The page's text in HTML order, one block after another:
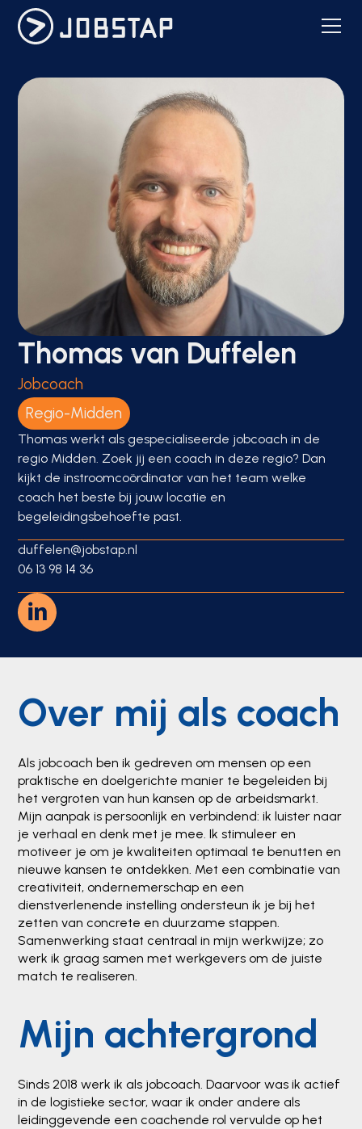
Thomas van Duffelen
Jobcoach
Regio-Midden
Thomas werkt als gespecialiseerde jobcoach in de
regio Midden. Zoek jij een coach in deze regio? Dan
kijkt de instroomcoördinator van het team welke
coach het beste bij jouw locatie en
begeleidingsbehoefte past.
duffelen@jobstap.nl
06 13 98 14 36
Over mij als coach
Als jobcoach ben ik gedreven om mensen op een
praktische en doelgerichte manier te begeleiden bij
het vergroten van hun kansen op de arbeidsmarkt.
Mijn aanpak is persoonlijk en verbindend: ik luister naar
je verhaal en denk met je mee. Ik stimuleer en
motiveer je om je kwaliteiten optimaal te benutten en
nieuwe kansen te ontdekken. Met een combinatie van
creativiteit, ondernemerschap en een
dienstverlenende instelling ondersteun ik je bij het
zetten van concrete en duurzame stappen.
Samenwerking staat centraal in mijn werkwijze; zo
werk ik graag samen met werkgevers om de juiste
match te realiseren.
Mijn achtergrond
Sinds 2018 werk ik als jobcoach. Daarvoor was ik actief
in de logistieke sector, waar ik onder andere als
leidinggevende een coachende rol vervulde op het